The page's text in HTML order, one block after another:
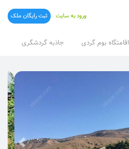
اقامتگاه بوم گردی جاذبه گردشگری
ورود به سایت ثبت رایگان ملک